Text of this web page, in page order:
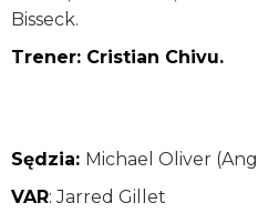
Bisseck.
Trener: Cristian Chivu.
Sędzia: Michael Oliver
VAR: Jarred Gillet